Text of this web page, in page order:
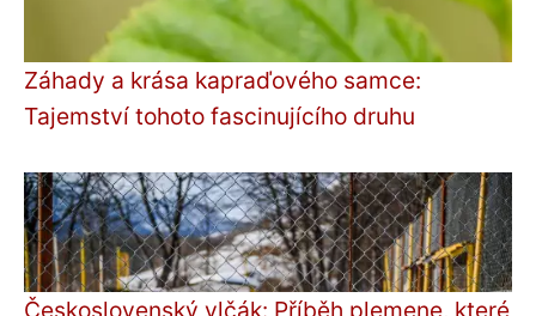
Záhady a krása kapraďového samce:
Tajemství tohoto fascinujícího druhu
Československý vlčák: Příběh plemene, které